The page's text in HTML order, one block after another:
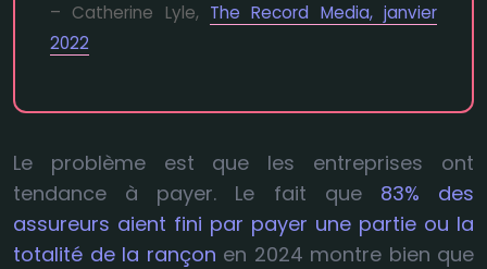
– Catherine Lyle, The Record Media, janvier
2022
Le problème est que les entreprises ont
tendance à payer. Le fait que 83% des
assureurs aient fini par payer une partie ou la
totalité de la rançon en 2024 montre bien que